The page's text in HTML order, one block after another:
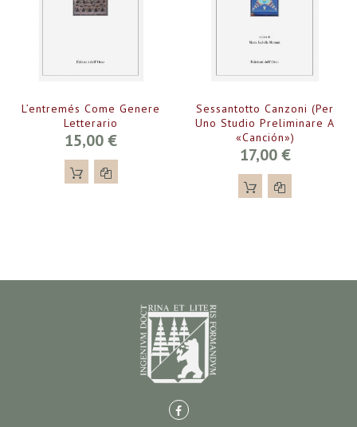
L’entremés Come Genere
Letterario
15,00 €
Sessantotto Canzoni (per
Uno Studio Preliminare A
«Canción»)
17,00 €